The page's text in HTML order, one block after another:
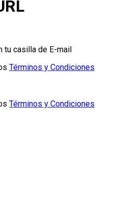
tu casilla de E-mail
Términos y Condiciones
Términos y Condiciones